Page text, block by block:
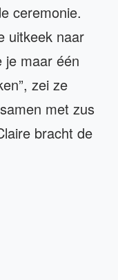
ceremonie.
uitkeek naar
je maar één
zei ze
met zus
bracht de